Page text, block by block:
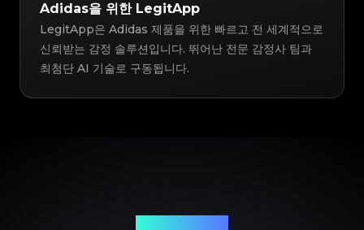
Adidas을 위한 LegitApp
LegitApp은 Adidas 제품을 위한 빠르고 전 세계적으로
신뢰받는 감정 솔루션입니다. 뛰어난 전문 감정사 팀과
최첨단 AI 기술로 구동됩니다.